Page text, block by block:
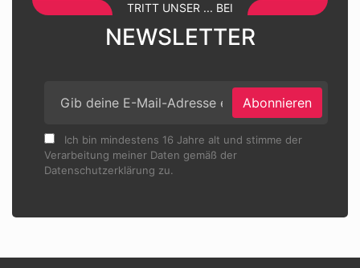
TRITT UNSER ... BEI
NEWSLETTER
Abonnieren
Ich bin mindestens 16 Jahre alt und stimme der
Verarbeitung meiner Daten gemäß der
Datenschutzerklärung zu.